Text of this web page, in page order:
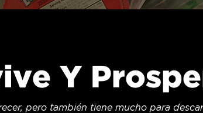
Y
pero también tiene mucho para